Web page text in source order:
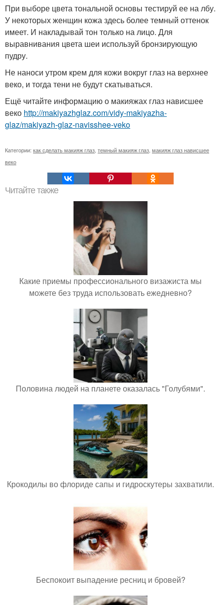
При выборе цвета тональной основы тестируй ее на лбу.
У некоторых женщин кожа здесь более темный оттенок
имеет. И накладывай тон только на лицо. Для
выравнивания цвета шеи используй бронзирующую
пудру.
Не наноси утром крем для кожи вокруг глаз на верхнее
веко, и тогда тени не будут скатываться.
Ещё читайте информацию о макияжах глаз нависшее
веко http://makiyazhglaz.com/vidy-makiyazha-
glaz/makiyazh-glaz-navisshee-veko
Категории: как сделать макияж глаз темный макияж глаз макияж глаз нависшее
веко
Читайте также
Какие приемы профессионального визажиста мы
можете без труда использовать ежедневно?
Половина людей на планете оказалась "Голубями".
Крокодилы во флориде сапы и гидроскутеры захватили.
Беспокоит выпадение ресниц и бровей?